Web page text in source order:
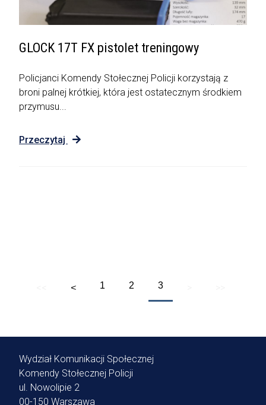
GLOCK 17T FX pistolet treningowy
Policjanci Komendy Stołecznej Policji korzystają z
broni palnej krótkiej, która jest ostatecznym środkiem
przymusu...
Przeczytaj
< 1 2 3
Wydział Komunikacji Społecznej
Komendy Stołecznej Policji
ul. Nowolipie 2
00-150 Warszawa